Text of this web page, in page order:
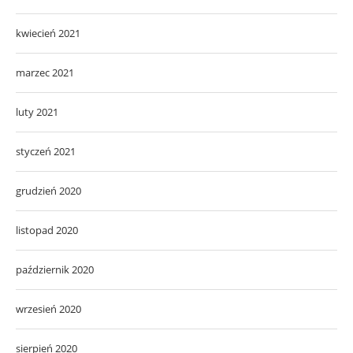
kwiecień 2021
marzec 2021
luty 2021
styczeń 2021
grudzień 2020
listopad 2020
październik 2020
wrzesień 2020
sierpień 2020